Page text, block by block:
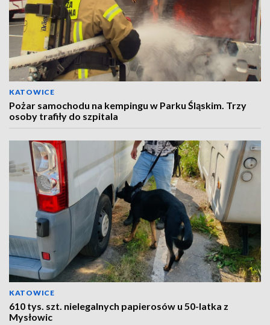
KATOWICE
Pożar samochodu na kempingu w Parku Śląskim. Trzy
osoby trafiły do szpitala
KATOWICE
610 tys. szt. nielegalnych papierosów u 50-latka z
Mysłowic